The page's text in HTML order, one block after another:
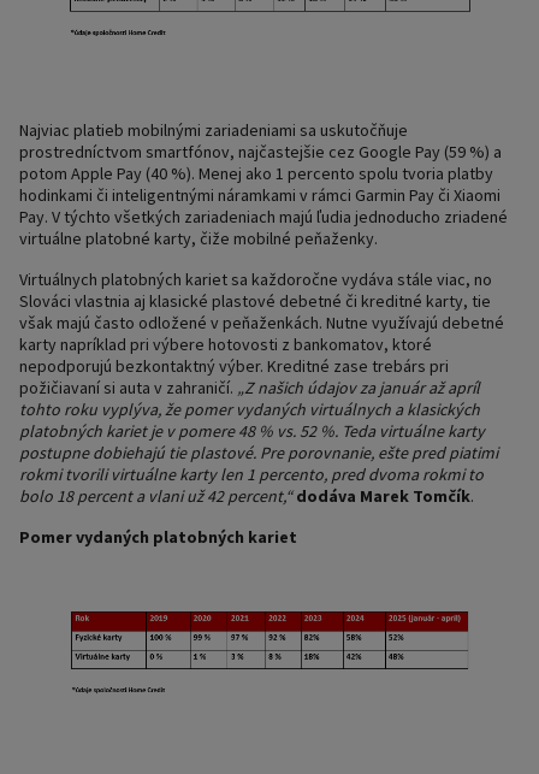
Najviac platieb mobilnými zariadeniami sa uskutočňuje
prostredníctvom smartfónov, najčastejšie cez Google Pay (59 %) a
potom Apple Pay (40 %). Menej ako 1 percento spolu tvoria platby
hodinkami či inteligentnými náramkami v rámci Garmin Pay či Xiaomi
Pay. V týchto všetkých zariadeniach majú ľudia jednoducho zriadené
virtuálne platobné karty, čiže mobilné peňaženky.
Virtuálnych platobných kariet sa každoročne vydáva stále viac, no
Slováci vlastnia aj klasické plastové debetné či kreditné karty, tie
však majú často odložené v peňaženkách. Nutne využívajú debetné
karty napríklad pri výbere hotovosti z bankomatov, ktoré
nepodporujú bezkontaktný výber. Kreditné zase trebárs pri
požičiavaní si auta v zahraničí. „Z našich údajov za január až apríl
tohto roku vyplýva, že pomer vydaných virtuálnych a klasických
platobných kariet je v pomere 48 % vs. 52 %. Teda virtuálne karty
postupne dobiehajú tie plastové. Pre porovnanie, ešte pred piatimi
rokmi tvorili virtuálne karty len 1 percento, pred dvoma rokmi to
bolo 18 percent a vlani už 42 percent,“ dodáva Marek Tomčík.
Pomer vydaných platobných kariet